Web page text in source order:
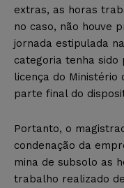
extras, as horas
no caso, não houve
jornada estipulada
categoria tenha sido
licença do Ministério
parte final do
Portanto, o
condenação da
mina de subsolo as
trabalho realizado